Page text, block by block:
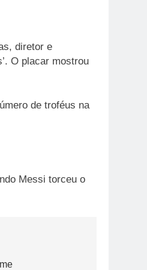
diretor e
O placar mostrou
de troféus na
Messi torceu o